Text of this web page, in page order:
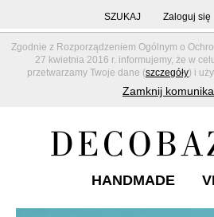
Zgodnie z Rozporządzeniem Ogólnym o
27 kwietnia 2016 r. informujemy, że w
przetwarzamy Twoje dane (szczegóły) i
Zamknij
SZUKAJ Zaloguj się
HANDMADE